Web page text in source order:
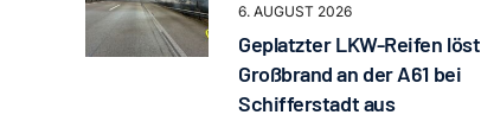
6. AUGUST 2026
Geplatzter LKW-Reifen löst
Großbrand an der A61 bei
Schifferstadt aus